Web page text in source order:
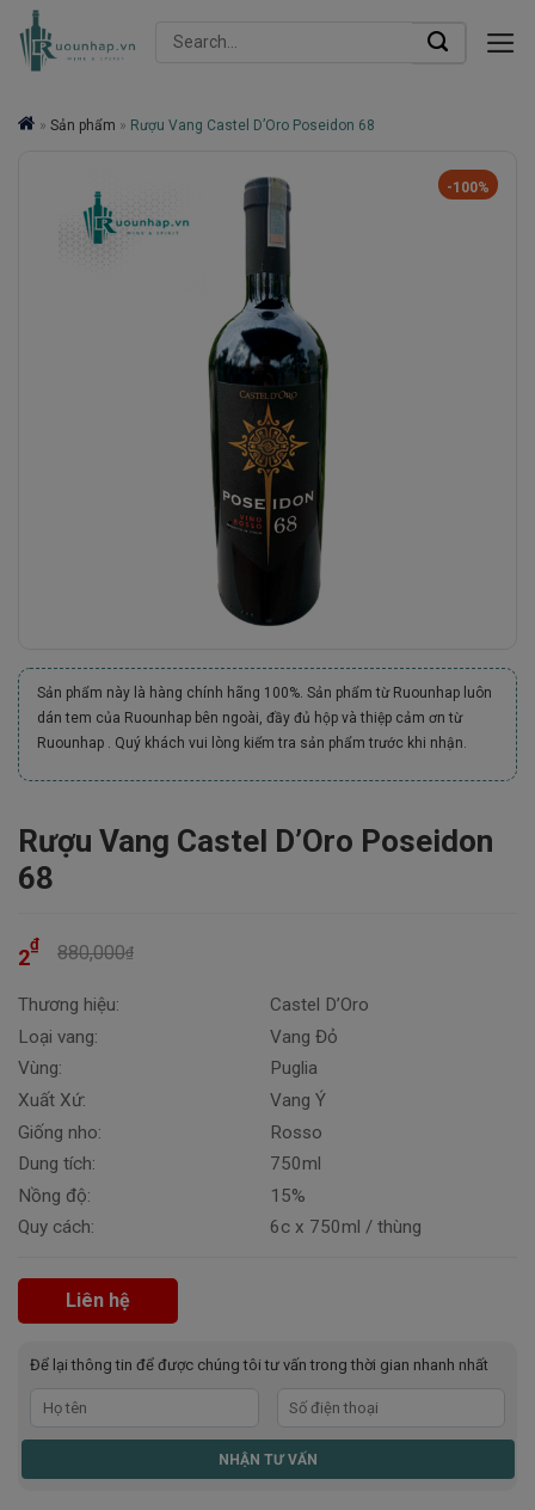
Skip
Search
» Sản phẩm » Rượu Vang Castel D’Oro Poseidon 68
-100%
Sản phẩm này là hàng chính hãng 100%. Sản phẩm từ Ruounhap luôn
dán tem của Ruounhap bên ngoài, đầy đủ hộp và thiệp cảm ơn từ
Ruounhap . Quý khách vui lòng kiểm tra sản phẩm trước khi nhận.
Rượu Vang Castel D’Oro Poseidon
68
880,000₫
2
₫
Thương hiệu:
Loại vang:
Vùng:
Xuất Xứ:
Giống nho:
Dung tích:
Nồng độ:
Quy cách:
Castel D’Oro
Vang Đỏ
Puglia
Vang Ý
Rosso
750ml
15%
6c x 750ml / thùng
Liên hệ
Để lại thông tin để được chúng tôi tư vấn trong thời gian nhanh nhất